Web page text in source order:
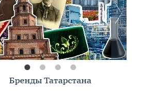
Книжная полка